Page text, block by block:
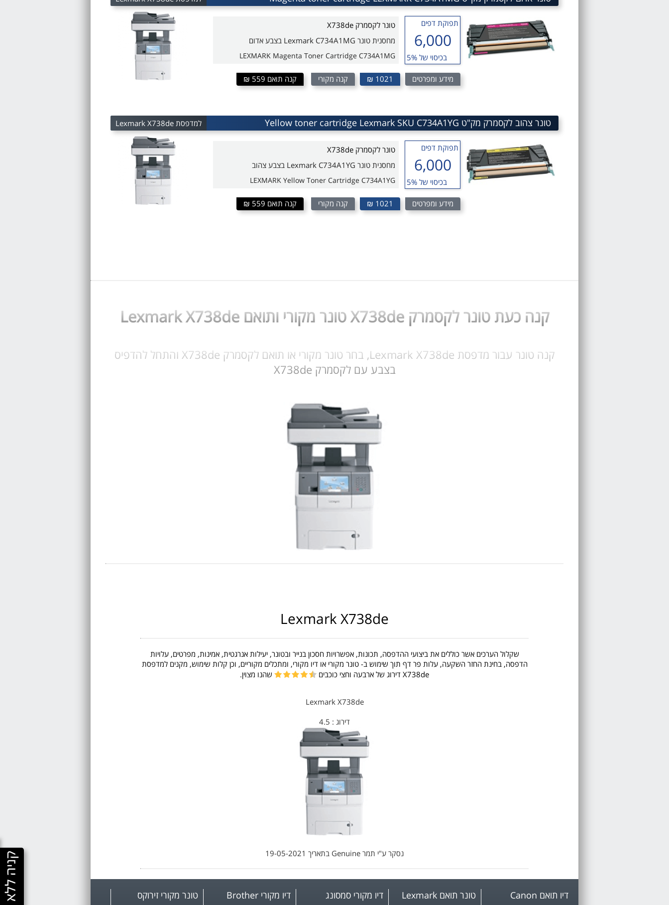
תפוקת דפים
6,000
בכיסוי של 5%
טונר לקסמרק X738de
מחסנית טונר Lexmark C734A1MG בצבע אדום
LEXMARK Magenta Toner Cartridge C734A1MG
מידע ומפרטים 1021 ₪ קנה מקורי קנה תואם 559 ₪
טונר צהוב לקסמרק מק"ט Yellow toner cartridge Lexmark SKU C734A1YG למדפסת Lexmark X738de
תפוקת דפים
6,000
בכיסוי של 5%
טונר לקסמרק X738de
מחסנית טונר Lexmark C734A1YG בצבע צהוב
LEXMARK Yellow Toner Cartridge C734A1YG
מידע ומפרטים 1021 ₪ קנה מקורי קנה תואם 559 ₪
קנה כעת טונר לקסמרק X738de טונר מקורי ותואם Lexmark X738de
קנה טונר עבור מדפסת Lexmark X738de, בחר טונר מקורי או תואם לקסמרק X738de והתחל להדפיס
בצבע עם לקסמרק X738de
Lexmark X738de
שקלול הערכים אשר כוללים את ביצועי ההדפסה, תכונות, אפשרויות חסכון בנייר ובטונר, יעילות אנרגטית, אמינות, מפרטים, עלויות
הדפסה, בחינת החזר השקעה, עלות פר דף תוך שימוש ב- טונר מקורי או דיו מקורי, ומתכלים מקוריים, וכן קלות שימוש, מקנים למדפסת
X738de דירוג של ארבעה וחצי כוכבים
שהנו מצוין.
Lexmark X738de
דירוג : 4.5
נסקר ע"י תמר Genuine בתאריך 19-05-2021
דיו תואם Canon
טונר תואם Lexmark
דיו מקורי סמסונג
דיו מקורי Brother
טונר מקורי זירוקס